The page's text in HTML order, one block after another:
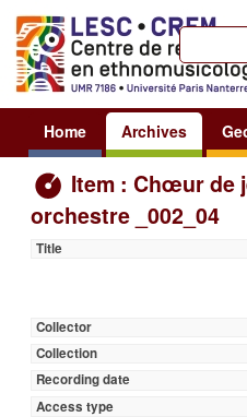
Home Archives
Item : Chœur de
orchestre _002_04
Title
Collector
Collection
Recording date
Access type